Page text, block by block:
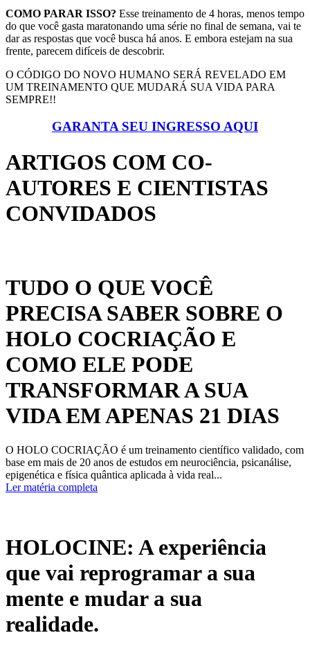
COMO PARAR ISSO? Esse treinamento de 4 horas, menos tempo
do que você gasta maratonando uma série no final de semana, vai te
dar as respostas que você busca há anos. E embora estejam na sua
frente, parecem difíceis de descobrir.
O CÓDIGO DO NOVO HUMANO SERÁ REVELADO EM
UM TREINAMENTO QUE MUDARÁ SUA VIDA PARA
SEMPRE!!
GARANTA SEU INGRESSO AQUI
ARTIGOS COM CO-
AUTORES E CIENTISTAS
CONVIDADOS
TUDO O QUE VOCÊ
PRECISA SABER SOBRE O
HOLO COCRIAÇÃO E
COMO ELE PODE
TRANSFORMAR A SUA
VIDA EM APENAS 21 DIAS
O HOLO COCRIAÇÃO é um treinamento científico validado, com
base em mais de 20 anos de estudos em neurociência, psicanálise,
epigenética e física quântica aplicada à vida real...
Ler matéria completa
HOLOCINE: A experiência
que vai reprogramar a sua
mente e mudar a sua
realidade.